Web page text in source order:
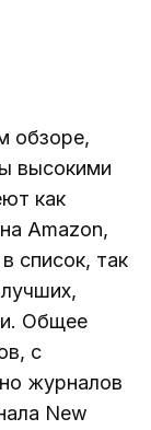
обзоре,
высокими
как
Amazon,
список, так
Общее
с
журналов
New